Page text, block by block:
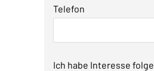
Telefon
Ich habe Interesse